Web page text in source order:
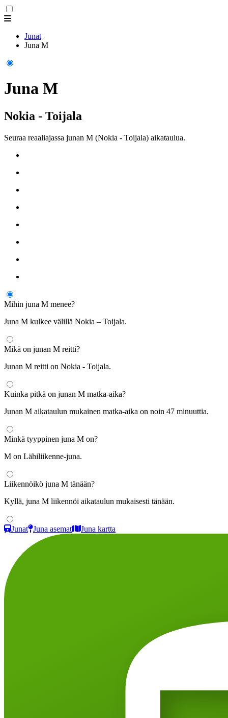
Junat
Juna M
Juna M
Nokia - Toijala
Seuraa reaaliajassa junan M (Nokia - Toijala) aikataulua.
Mihin juna M menee?
Juna M kulkee välillä Nokia – Toijala.
Mikä on junan M reitti?
Junan M reitti on Nokia - Toijala.
Kuinka pitkä on junan M matka-aika?
Junan M aikataulun mukainen matka-aika on noin 47 minuuttia.
Minkä tyyppinen juna M on?
M on Lähiliikenne-juna.
Liikennöikö juna M tänään?
Kyllä, juna M liikennöi aikataulun mukaisesti tänään.
Junat Juna asemat Juna kartta